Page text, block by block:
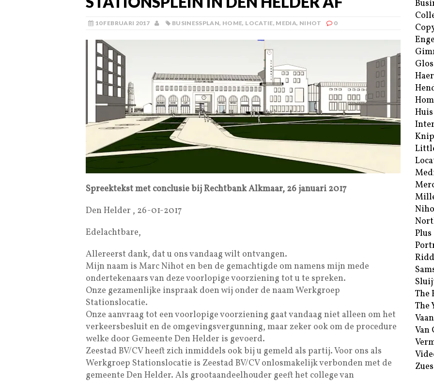
10 FEBRUARI 2017 BUSINESSPLAN, HOME, LOCATIE, MEDIA, NIHOT 0
Spreektekst met conclusie bij Rechtbank Alkmaar, 26 januari 2017
Den Helder , 26-01-2017
Edelachtbare,
Allereerst dank, dat u ons vandaag wilt ontvangen.
Mijn naam is Marc Nihot en ben de gemachtigde om namens mijn mede
ondertekenaars van deze voorlopige voorziening tot u te spreken.
Onze gezamenlijke inspraak doen wij onder de naam Werkgroep
Stationslocatie.
Onze aanvraag tot een voorlopige voorziening gaat vandaag niet alleen om het
verkeersbesluit en de omgevingsvergunning, maar zeker ook om de procedure
welke door Gemeente Den Helder is gevoerd.
Zeestad BV/CV heeft zich inmiddels ook bij u gemeld als partij. Voor ons als
Werkgroep Stationslocatie is Zeestad BV/CV onlosmakelijk verbonden met de
gemeente Den Helder. Als grootaandeelhouder geeft het college van
Plus
The
The
Van